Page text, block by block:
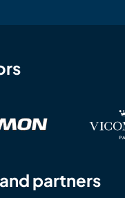
partners